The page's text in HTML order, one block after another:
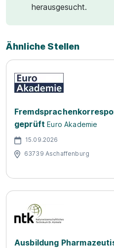
herausgesucht.
Ähnliche Stellen
geprüft Euro Akademie
15.09.2026
63739 Aschaffenburg
Ausbildung